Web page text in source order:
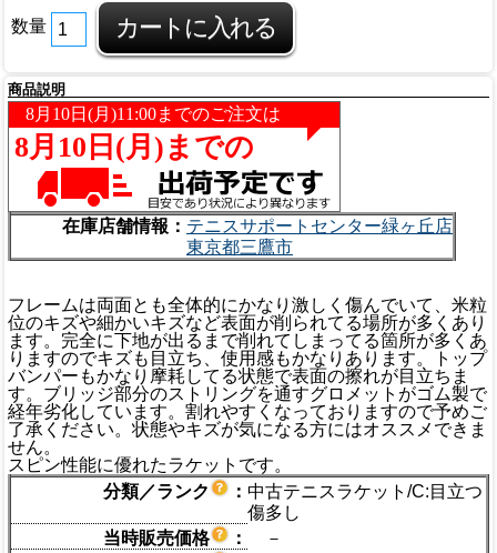
数量
商品説明
在庫店舗情報： テニスサポートセンター緑ヶ丘店
東京都三鷹市
フレームは両面とも全体的にかなり激しく傷んでいて、米粒
位のキズや細かいキズなど表面が削られてる場所が多くあり
ます。完全に下地が出るまで削れてしまってる箇所が多くあ
りますのでキズも目立ち、使用感もかなりあります。トップ
バンパーもかなり摩耗してる状態で表面の擦れが目立ちま
す。ブリッジ部分のストリングを通すグロメットがゴム製で
経年劣化しています。割れやすくなっておりますので予めご
了承ください。状態やキズが気になる方にはオススメできま
せん。
スピン性能に優れたラケットです。
分類／ランク
： 中古テニスラケット/C:目立つ
傷多し
当時販売価格
：
－